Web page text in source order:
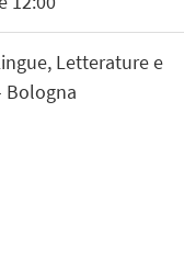
Letterature e
Bologna